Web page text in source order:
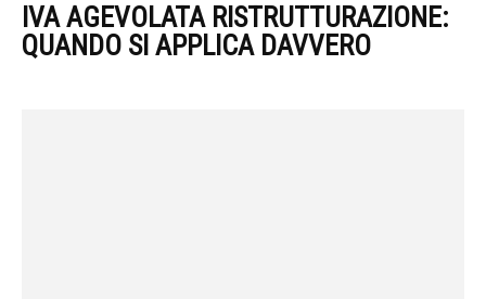
IVA AGEVOLATA RISTRUTTURAZIONE:
QUANDO SI APPLICA DAVVERO